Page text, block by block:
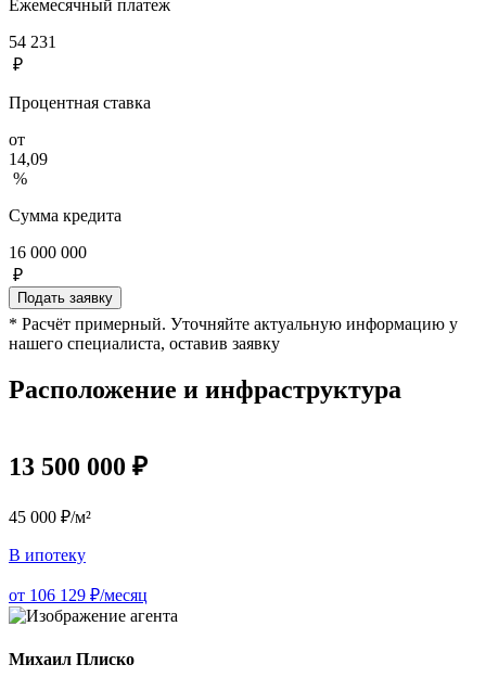
Ежемесячный платеж
54 231
₽
Процентная ставка
от
14,09
%
Сумма кредита
16 000 000
₽
Подать заявку
* Расчёт примерный. Уточняйте актуальную информацию у
нашего специалиста, оставив заявку
Расположение и инфраструктура
13 500 000 ₽
45 000 ₽/м²
В ипотеку
от 106 129 ₽/месяц
Михаил Плиско